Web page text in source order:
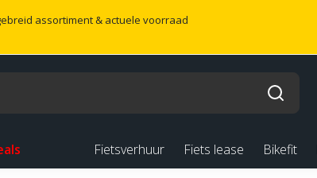
assortiment & actuele voorraad
Fietsverhuur Fiets lease Bikefit